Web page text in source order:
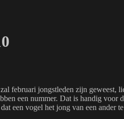
februari jongstleden zijn geweest,
een nummer. Dat is handig
een vogel het jong van een ander